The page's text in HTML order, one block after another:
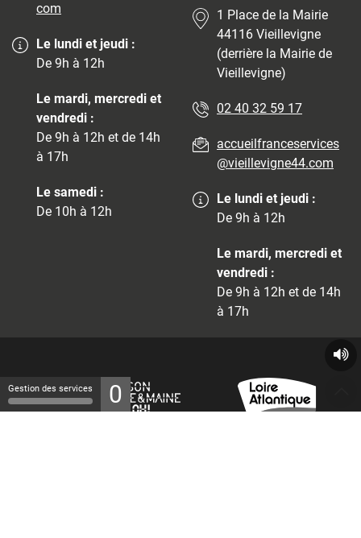
com
Le lundi et jeudi :
De 9h à 12h
Le mardi, mercredi et
vendredi :
De 9h à 12h et de 14h
à 17h
Le samedi :
De 10h à 12h
1 Place de la Mairie
44116 Vieillevigne
(derrière la Mairie de
Vieillevigne)
02 40 32 59 17
accueilfranceservices
@vieillevigne44.com
Le lundi et jeudi :
De 9h à 12h
Le mardi, mercredi et
vendredi :
De 9h à 12h et de 14h
à 17h
Gestion des services 0